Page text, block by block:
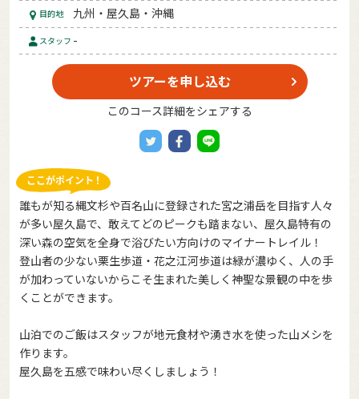
目的地 九州・屋久島・沖縄
スタッフ -
ツアーを申し込む
このコース詳細をシェアする
誰もが知る縄文杉や百名山に登録された宮之浦岳を目指す人々
が多い屋久島で、敢えてどのピークも踏まない、屋久島特有の
深い森の空気を全身で浴びたい方向けのマイナートレイル！
登山者の少ない栗生歩道・花之江河歩道は緑が濃ゆく、人の手
が加わっていないからこそ生まれた美しく神聖な景観の中を歩
くことができます。
山泊でのご飯はスタッフが地元食材や湧き水を使った山メシを
作ります。
屋久島を五感で味わい尽くしましょう！